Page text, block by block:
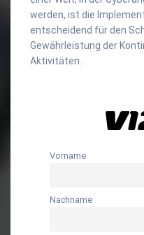
werden, ist die
entscheidend für den
Gewährleistung der
Aktivitäten.
Vorname
Nachname